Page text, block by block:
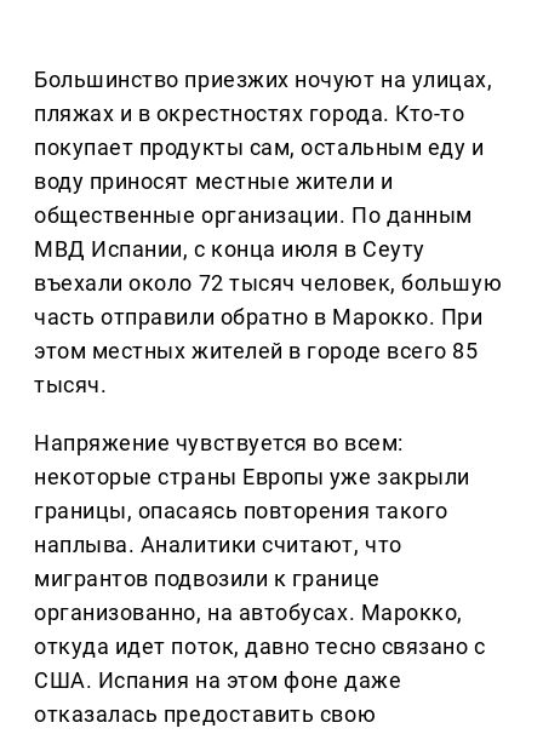
Большинство приезжих ночуют на улицах,
пляжах и в окрестностях города. Кто-то
покупает продукты сам, остальным еду и
воду приносят местные жители и
общественные организации. По данным
МВД Испании, с конца июля в Сеуту
въехали около 72 тысяч человек, большую
часть отправили обратно в Марокко. При
этом местных жителей в городе всего 85
тысяч.
Напряжение чувствуется во всем:
некоторые страны Европы уже закрыли
границы, опасаясь повторения такого
наплыва. Аналитики считают, что
мигрантов подвозили к границе
организованно, на автобусах. Марокко,
откуда идет поток, давно тесно связано с
США. Испания на этом фоне даже
отказалась предоставить свою